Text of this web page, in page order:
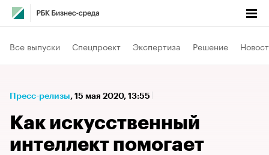
Все выпуски Спецпроект Экспертиза Решение
Пресс-релизы⁠, 15 мая 2020, 13:55
Как искусственный
интеллект помогает